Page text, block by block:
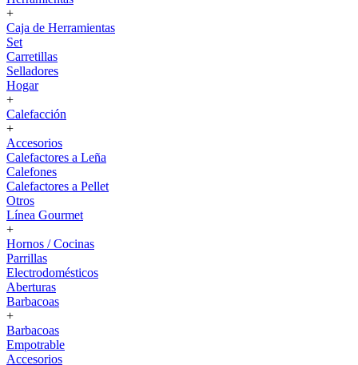
+
Caja de Herramientas
Set
Carretillas
Selladores
Hogar
+
Calefacción
+
Accesorios
Calefactores a Leña
Calefones
Calefactores a Pellet
Otros
Línea Gourmet
+
Hornos / Cocinas
Parrillas
Electrodomésticos
Aberturas
Barbacoas
+
Barbacoas
Empotrable
Accesorios